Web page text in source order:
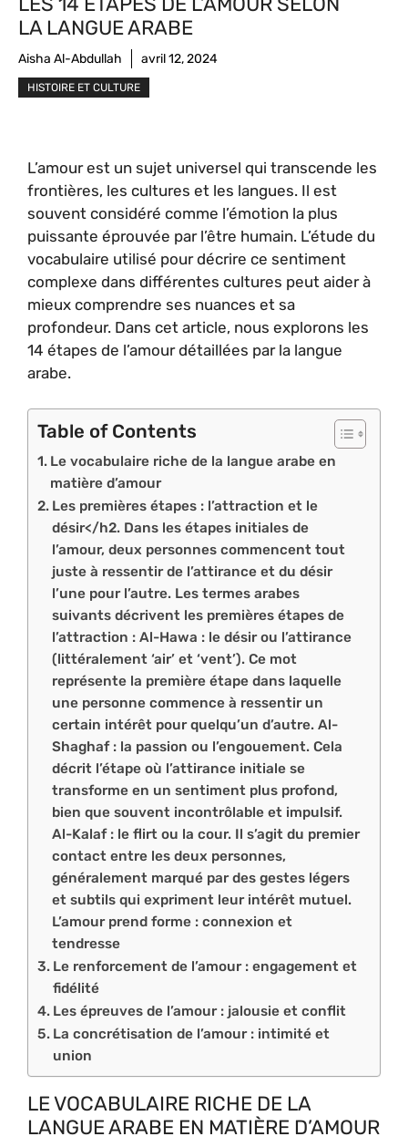
LA LANGUE ARABE
Aisha Al-Abdullah avril 12, 2024
HISTOIRE ET CULTURE
L’amour est un sujet universel qui transcende les
frontières, les cultures et les langues. Il est
souvent considéré comme l’émotion la plus
puissante éprouvée par l’être humain. L’étude du
vocabulaire utilisé pour décrire ce sentiment
complexe dans différentes cultures peut aider à
mieux comprendre ses nuances et sa
profondeur. Dans cet article, nous explorons les
14 étapes de l’amour détaillées par la langue
arabe.
Table of Contents
Le vocabulaire riche de la langue arabe en
matière d’amour
Les premières étapes : l’attraction et le
désir</h2. Dans les étapes initiales de
l’amour, deux personnes commencent tout
juste à ressentir de l’attirance et du désir
l’une pour l’autre. Les termes arabes
suivants décrivent les premières étapes de
l’attraction : Al-Hawa : le désir ou l’attirance
(littéralement ‘air’ et ‘vent’). Ce mot
représente la première étape dans laquelle
une personne commence à ressentir un
certain intérêt pour quelqu’un d’autre. Al-
Shaghaf : la passion ou l’engouement. Cela
décrit l’étape où l’attirance initiale se
transforme en un sentiment plus profond,
bien que souvent incontrôlable et impulsif.
Al-Kalaf : le flirt ou la cour. Il s’agit du premier
contact entre les deux personnes,
généralement marqué par des gestes légers
et subtils qui expriment leur intérêt mutuel.
L’amour prend forme : connexion et
tendresse
Le renforcement de l’amour : engagement et
fidélité
Les épreuves de l’amour : jalousie et conflit
La concrétisation de l’amour : intimité et
union
LE VOCABULAIRE RICHE DE LA
LANGUE ARABE EN MATIÈRE D’AMOUR